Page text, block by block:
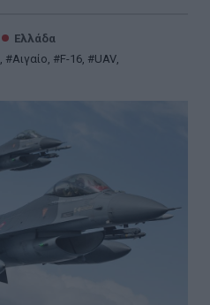
Ελλάδα
, Αιγαίο, F-16, UAV,